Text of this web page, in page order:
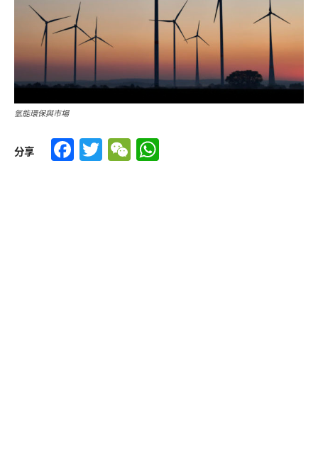
氫能環保與市場
分享 Facebook
TwitterWeChat